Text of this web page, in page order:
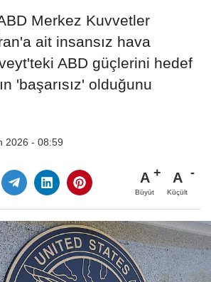
Merkez Kuvvetler
ait insansız hava
ABD güçlerini hedef
'başarısız' olduğunu
2026 - 08:59
A
Büyüt
A
Küçült